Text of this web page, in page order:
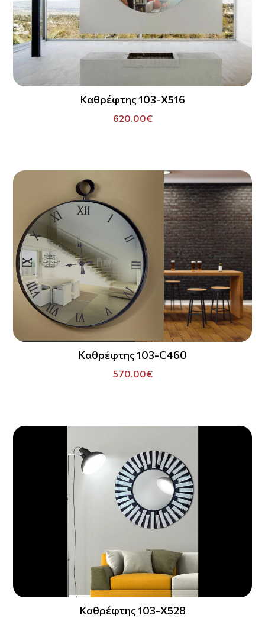
Καθρέφτης 103-X516
620.00€
Καθρέφτης 103-C460
570.00€
Καθρέφτης 103-X528